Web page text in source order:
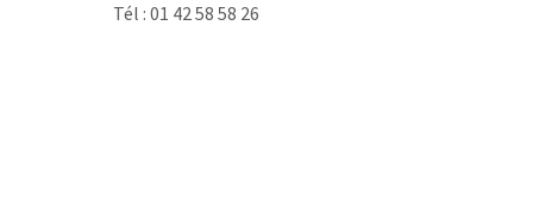
Tél : 01 42 58 58 26